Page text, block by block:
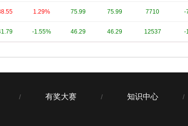
1.29% 75.99 75.99 7710 -
-1.55% 46.29 46.29 12537 -
/ 有奖大赛 / 知识中心 /